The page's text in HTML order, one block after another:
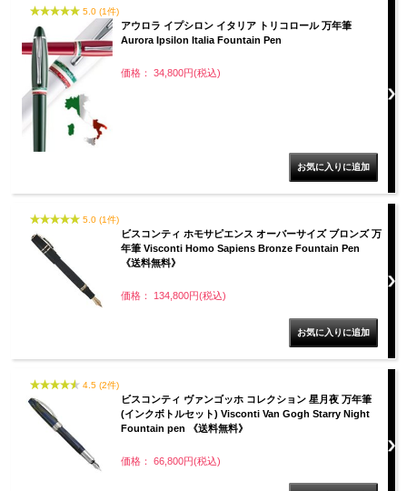
5.0 (1件)
アウロラ イプシロン イタリア トリコロール 万年筆
Aurora Ipsilon Italia Fountain Pen
価格： 34,800円(税込)
5.0 (1件)
ビスコンティ ホモサピエンス オーバーサイズ ブロンズ 万
年筆 Visconti Homo Sapiens Bronze Fountain Pen
《送料無料》
価格： 134,800円(税込)
4.5 (2件)
ビスコンティ ヴァンゴッホ コレクション 星月夜 万年筆
(インクボトルセット) Visconti Van Gogh Starry Night
Fountain pen 《送料無料》
価格： 66,800円(税込)